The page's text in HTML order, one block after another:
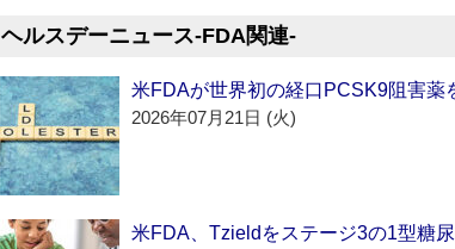
ヘルスデーニュース‐FDA関連‐
米FDAが世界初の経口PCSK9阻害薬
2026年07月21日 (火)
米FDA、Tzieldをステージ3の1型糖